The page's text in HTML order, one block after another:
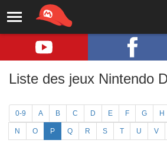
Liste des jeux Nintendo
0-9 A B C D E F G H
N O P Q R S T U V